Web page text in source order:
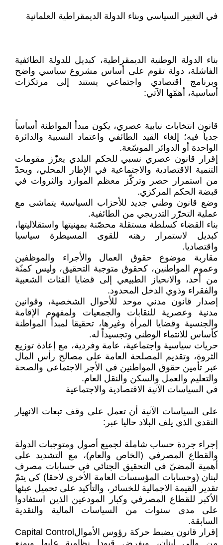
في التغيير السياسي وبناء الدولة الديمقراطية العلمانية
بناء الدولة الوطنية الديمقراطية، كبديل للدولة الطائفية
الفاشلة، دولة تقوم على أساس مشروع سياسي واضح
وبرنامج اقتصادي واجتماعي يستند إلى مرتكزات
أساسية، أهمّها الآتي:
قانون انتخابات نيابية عصري، يكون مبدأ المواطنة أساساً
جدياً فيه؛ إلغاء القيد الطائفي واعتماد النسبية والدائرة
الواحدة أو الدوائر الموسّعة.
إقرار قانون عصري نسبي للحكم البلدي يعزّز مقومات
التنمية الاقتصادية والاجتماعية في الإطار المحلي، ويحدّ
من استمرار حصر وتركّز معظم الموارد والثروات في
قبضة الحكم المركزي.
وضع قانون وطني جديد للأحزاب السياسية يتماشى مع
عملية التحرّر التدريجي من الطائفية.
بناء القضاء كسلطة مستقلة محصّنة بمهنيتها واستقلاليتها،
كبديل لاستمرار رهنه للقوى المسيطرة سياسيا
واقتصاديا.
مقاربة موضوع حقوق العمال والأجراء والموظفين
وعموم المواطنين، كحقوق متوجبة التحقيق، وليس كمنّة
من أحد، والانحياز الطبيعي إلى قضايا الفئات الشعبية
والفقراء وذوي الدخل المحدود.
إصدار قانون مدني موحد للأحوال الشخصية، وقوانين
مدنية وعصرية للنقابات والجمعيات ولمفهوم الإقامة
والجنسية وقضايا المرأة وغيرها، تحقيقا لمبدأ المواطنة
كأساس للانتماء الوطني وتجسيداً له.
حريات سياسية واجتماعية، عامة وفردية، مع إعادة توزيع
الثروة، وتقديم المصلحة العامة على مصالح رأس المال
عبر تأمين حقوق المواطنين في الأجر الاجتماعي والصحة
والتعليم والعمل والسكن والنقل العام.
في السياسات الآنية الاقتصادية والاجتماعية
على السياسات الآنية أن تعمل على وقف تبعات الانهيار
النقدي الذي يلف البلاد حاليا عبر:
إجراء جردة حساب شاملة لجميع أصول ومتوجبات الدولة
والقطاع المصرفي (الخاص والعام)، مع التشديد على
أهمية المضيّ في التحقيق الجنائي في حسابات مصرف
لبنان (وحسابات المؤسسات العامة الأخرى لاحقا) كي يتمّ
تقدير القيمة الاجمالية للخسائر، والتأكيد على تحميل عبئها
الأكبر للقطاع المصرفي وكبار المودعين الذين استفادوا
على مدى سنوات من السياسات المالية والنقدية
السابقة.
إقرار قانون يضبط حركة رؤوس الأموالCapital Control